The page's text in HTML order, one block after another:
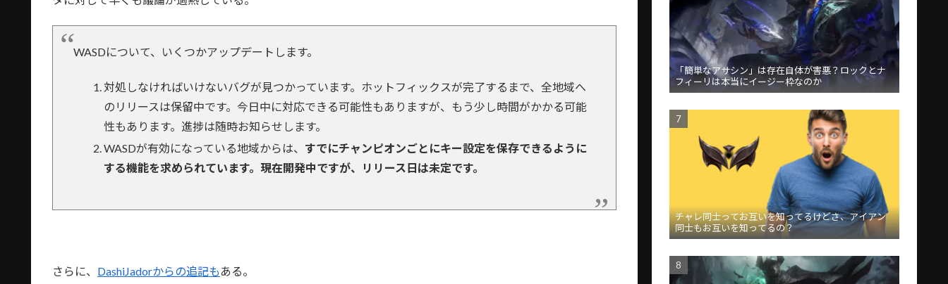
WASDについて、いくつかアップデートします。
対処しなければいけないバグが見つかっています。ホットフィックスが完了するまで、全地域へ
のリリースは保留中です。今日中に対応できる可能性もありますが、もう少し時間がかかる可能
性もあります。進捗は随時お知らせします。
WASDが有効になっている地域からは、 すでにチャンピオンごとにキー設定を保存できるように
する機能を求められています。現在開発中ですが、リリース日は未定です。
さらに、 DashiJadorからの追記も ある。
「簡単なアサシン」は存在自体が害悪？ロックとナ
フィーリは本当にイージー枠なのか
チャレ同士ってお互いを知ってるけどさ、アイアン
同士もお互いを知ってるの？